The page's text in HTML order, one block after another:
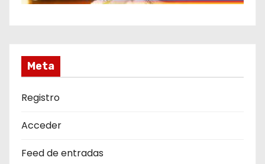
Meta
Registro
Acceder
Feed de entradas